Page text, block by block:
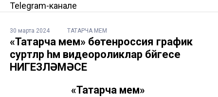
Telegram-канале
30 марта 2024 ТАТАРЧА МЕМ
«Татарча мем» бөтенроссия график
сурәтләр һәм видеороликлар бәйгесе
НИГЕЗЛӘМӘСЕ
«Татарча мем»